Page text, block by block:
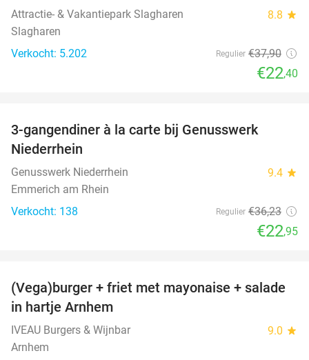
Attractie- & Vakantiepark Slagharen 8.8 star
Slagharen
Verkocht: 5.202
Regulier €37,90
€22,40
3-gangendiner à la carte bij Genusswerk
Niederrhein
Genusswerk Niederrhein 9.4 star
Emmerich am Rhein
Verkocht: 138
Regulier €36,23
€22,95
36%
(Vega)burger + friet met mayonaise + salade
in hartje Arnhem
IVEAU Burgers & Wijnbar 9.0 star
Arnhem